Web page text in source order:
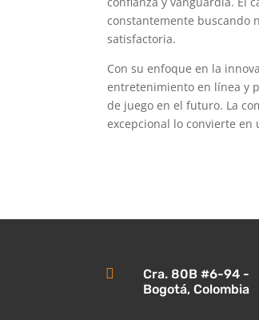
constantemente buscando
satisfactoria.
Con su enfoque en la
entretenimiento en línea y
de juego en el futuro. La
excepcional lo convierte

Cra. 80B #6-94 -
Bogotá, Colombia